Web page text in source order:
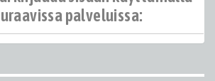
palveluissa: